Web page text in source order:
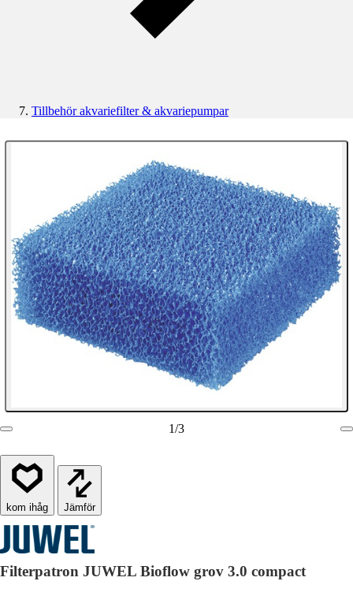
Tillbehör akvariefilter & akvariepumpar
1/3
Jämför
Filterpatron JUWEL Bioflow grov 3.0 compact